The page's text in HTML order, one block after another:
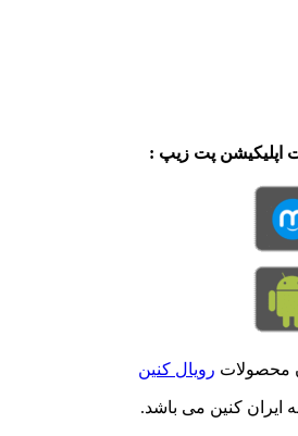
اپلیکیشن پت زیپ :
محصولات رویال کنین
ایران کنین می باشد.